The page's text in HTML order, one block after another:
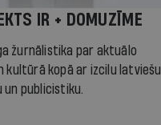
IR + DOMUZĪME
žurnālistika par aktuālo
kultūrā kopā ar izcilu latviešu
publicistiku.